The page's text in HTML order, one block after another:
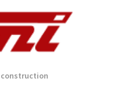
construction